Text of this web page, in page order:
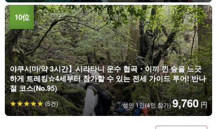
야쿠시마/약 3시간】시라타니 운수 협곡・이끼 낀 숲을 느긋
하게 트레킹☆4세부터 참가할 수 있는 전세 가이드 투어! 반나
절 코스(No.95)
성인 1인(4인 참가)9,760 円
(5건)